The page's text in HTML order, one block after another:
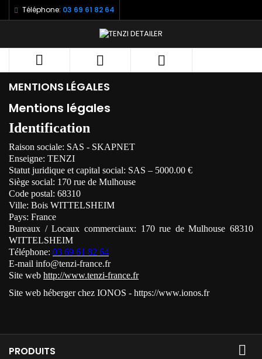
Téléphone: 03 69 61 82 64
  
MENTIONS LÉGALES
Mentions légales
Identification
Raison sociale: SAS - SKAPNET
Enseigne: TENZI
Statut juridique et capital social: SAS – 5000.00 €
Siège social: 170 rue de Mulhouse
Code postal: 68310
Ville: Bois WITTELSHEIM
Pays: France
Bureaux / Locaux commerciaux: 170 rue de Mulhouse 68310
WITTELSHEIM
Téléphone: 03 69 61 82 64
E-mail info@tenzi-france.fr
Site web http://www.tenzi-france.fr
Site web héberger chez IONOS - https://www.ionos.fr
PRODUITS 